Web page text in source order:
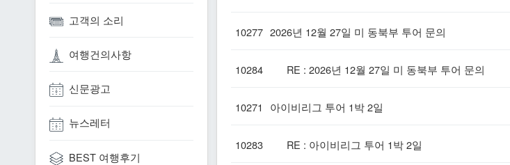
고객의 소리
여행건의사항
신문광고
뉴스레터
BEST 여행후기
10277 2026년 12월 27일 미 동북부 투어 문의
10284 RE : 2026년 12월 27일 미 동북부 투어 문의
10271 아이비리그 투어 1박 2일
10283 RE : 아이비리그 투어 1박 2일